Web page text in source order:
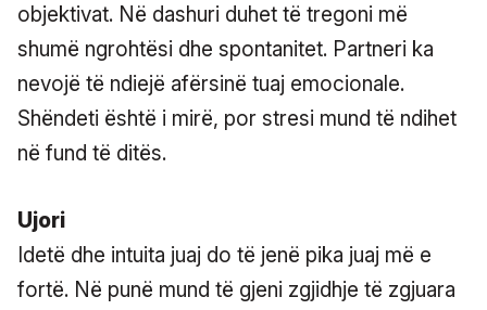
objektivat. Në dashuri duhet të tregoni më
shumë ngrohtësi dhe spontanitet. Partneri ka
nevojë të ndiejë afërsinë tuaj emocionale.
Shëndeti është i mirë, por stresi mund të ndihet
në fund të ditës.
Ujori
Idetë dhe intuita juaj do të jenë pika juaj më e
fortë. Në punë mund të gjeni zgjidhje të zgjuara